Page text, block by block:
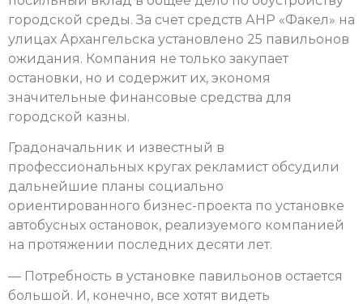
городской среды. За счет средств АНР «Факел» на
улицах Архангельска установлено 25 павильонов
ожидания. Компания не только закупает
остановки, но и содержит их, экономя
значительные финансовые средства для
городской казны.
Градоначальник и известный в
профессиональных кругах рекламист обсудили
дальнейшие планы социально
ориентированного бизнес-проекта по установке
автобусных остановок, реализуемого компанией
на протяжении последних десяти лет.
— Потребность в установке павильонов остается
большой. И, конечно, все хотят видеть